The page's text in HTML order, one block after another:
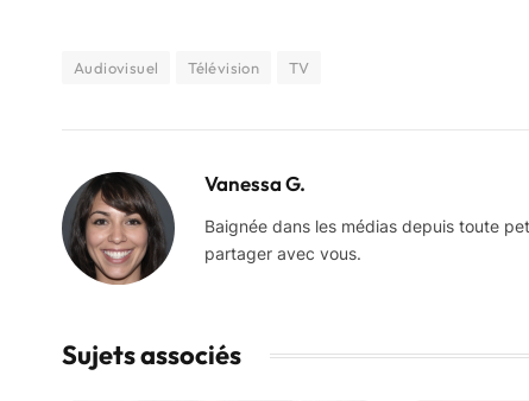
Audiovisuel Télévision TV
Vanessa G.
Baignée dans les médias depuis toute
partager avec vous.
Sujets associés